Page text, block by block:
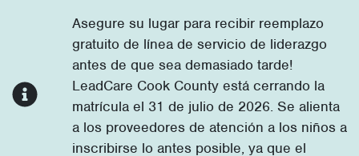
Asegure su lugar para recibir reemplazo
gratuito de línea de servicio de liderazgo
antes de que sea demasiado tarde!
LeadCare Cook County está cerrando la
matrícula el 31 de julio de 2026. Se alienta
a los proveedores de atención a los niños a
inscribirse lo antes posible, ya que el